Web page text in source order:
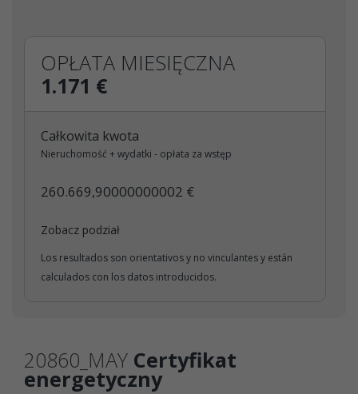
OPŁATA MIESIĘCZNA
1.171 €
Całkowita kwota
Nieruchomość + wydatki - opłata za wstęp
260.669,90000000002 €
Zobacz podział
Los resultados son orientativos y no vinculantes y están
calculados con los datos introducidos.
20860_MAY Certyfikat
energetyczny